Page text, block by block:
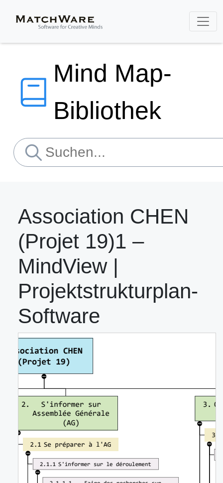
Mind Map-
Bibliothek
Association CHEN
(Projet 19)1 –
MindView |
Projektstrukturplan-
Software